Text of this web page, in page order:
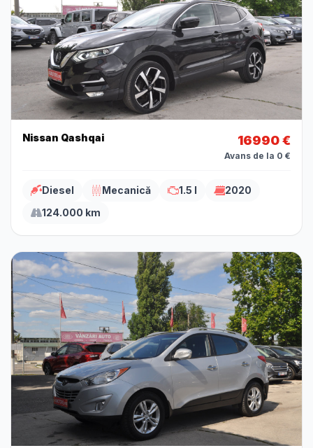
Nissan Qashqai 16990 €
Avans de la 0 €
Diesel Mecanică 1.5 l
2020
124.000 km